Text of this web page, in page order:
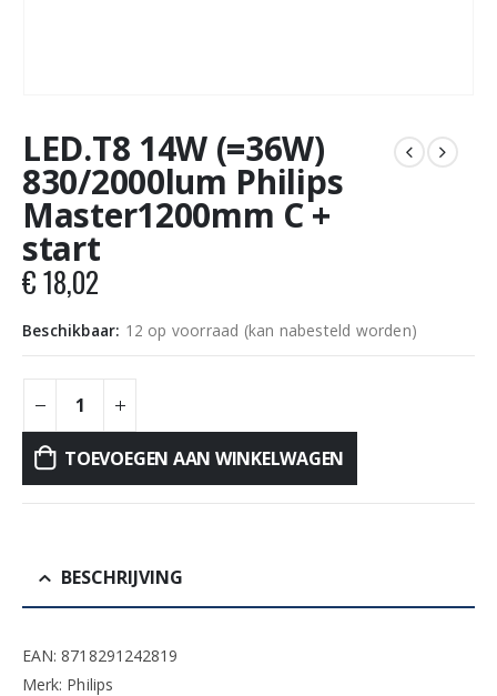
LED.T8 14W (=36W)
830/2000lum Philips
Master1200mm C +
start
€18,02
Beschikbaar: 12 op voorraad (kan nabesteld worden)
TOEVOEGEN AAN WINKELWAGEN
BESCHRIJVING
EAN: 8718291242819
Merk: Philips